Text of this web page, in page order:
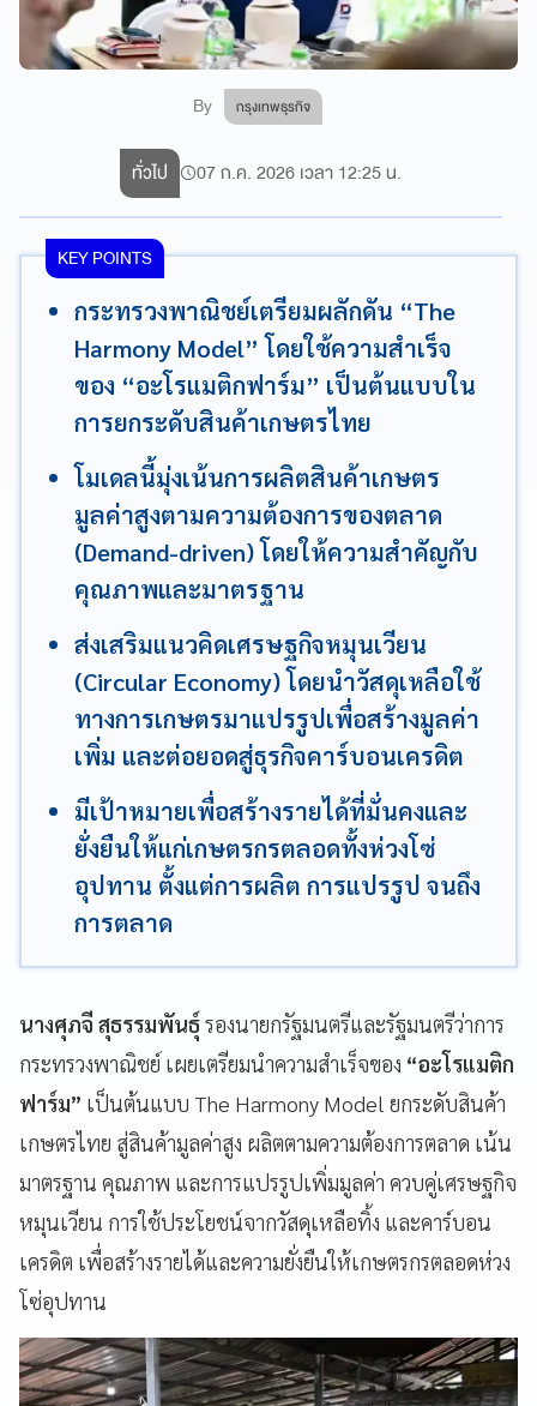
By กรุงเทพธุรกิจ
ทั่วไป 07 ก.ค. 2026 เวลา 12:25 น.
KEY POINTS
กระทรวงพาณิชย์เตรียมผลักดัน “The
Harmony Model” โดยใช้ความสำเร็จ
ของ “อะโรแมติกฟาร์ม” เป็นต้นแบบใน
การยกระดับสินค้าเกษตรไทย
โมเดลนี้มุ่งเน้นการผลิตสินค้าเกษตร
มูลค่าสูงตามความต้องการของตลาด
(Demand-driven) โดยให้ความสำคัญกับ
คุณภาพและมาตรฐาน
ส่งเสริมแนวคิดเศรษฐกิจหมุนเวียน
(Circular Economy) โดยนำวัสดุเหลือใช้
ทางการเกษตรมาแปรรูปเพื่อสร้างมูลค่า
เพิ่ม และต่อยอดสู่ธุรกิจคาร์บอนเครดิต
มีเป้าหมายเพื่อสร้างรายได้ที่มั่นคงและ
ยั่งยืนให้แก่เกษตรกรตลอดทั้งห่วงโซ่
อุปทาน ตั้งแต่การผลิต การแปรรูป จนถึง
การตลาด
นางศุภจี สุธรรมพันธุ์รองนายกรัฐมนตรีและรัฐมนตรีว่าการ
กระทรวงพาณิชย์ เผยเตรียมนำความสำเร็จของ “อะโรแมติก
ฟาร์ม” เป็นต้นแบบ The Harmony Model ยกระดับสินค้า
เกษตรไทย สู่สินค้ามูลค่าสูง ผลิตตามความต้องการตลาด เน้น
มาตรฐาน คุณภาพ และการแปรรูปเพิ่มมูลค่า ควบคู่เศรษฐกิจ
หมุนเวียน การใช้ประโยชน์จากวัสดุเหลือทิ้ง และคาร์บอน
เครดิต เพื่อสร้างรายได้และความยั่งยืนให้เกษตรกรตลอดห่วง
โซ่อุปทาน